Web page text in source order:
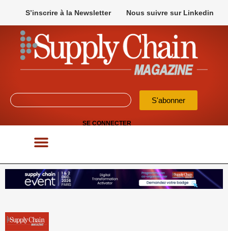
S’inscrire à la Newsletter Nous suivre sur Linkedin
S'abonner
SE CONNECTER